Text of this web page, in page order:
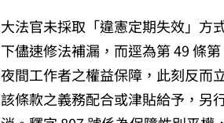
大法官未採取「違憲定期失效」方
下儘速修法補漏，而逕為第 49 條
夜間工作者之權益保障，此刻反而
該條款之義務配合或津貼給予，另